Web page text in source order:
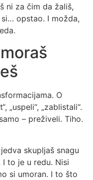
ni za čim da žališ,
opstao. I možda,
O
„uspeli“, „zablistali“.
– preživeli. Tiho.
skupljaš snagu
to je u redu. Nisi
si umoran. I to što